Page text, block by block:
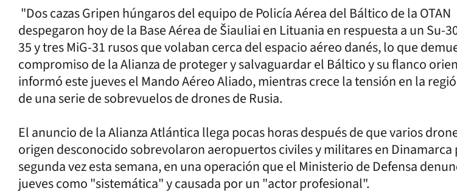
"Dos cazas Gripen húngaros del equipo de Policía Aérea del Báltico de la OTAN
despegaron hoy de la Base Aérea de Šiauliai en Lituania en respuesta a un Su-
35 y tres MiG-31 rusos que volaban cerca del espacio aéreo danés, lo que
compromiso de la Alianza de proteger y salvaguardar el Báltico y su flanco
informó este jueves el Mando Aéreo Aliado, mientras crece la tensión en la
de una serie de sobrevuelos de drones de Rusia.
El anuncio de la Alianza Atlántica llega pocas horas después de que varios
origen desconocido sobrevolaron aeropuertos civiles y militares en Dinamarca
segunda vez esta semana, en una operación que el Ministerio de Defensa
jueves como "sistemática" y causada por un "actor profesional".